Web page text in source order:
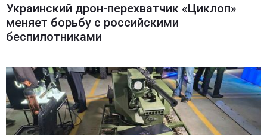
Украинский дрон-перехватчик «Циклоп»
меняет борьбу с российскими
беспилотниками